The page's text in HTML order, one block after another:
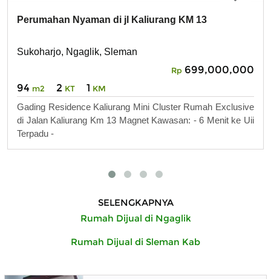
Perumahan Nyaman di jl Kaliurang KM 13
Sukoharjo, Ngaglik, Sleman
Rp 699,000,000
94 m2 2 KT 1 KM
Gading Residence Kaliurang Mini Cluster Rumah Exclusive
di Jalan Kaliurang Km 13 Magnet Kawasan: - 6 Menit ke Uii
Terpadu -
SELENGKAPNYA
Rumah Dijual di Ngaglik
Rumah Dijual di Sleman Kab